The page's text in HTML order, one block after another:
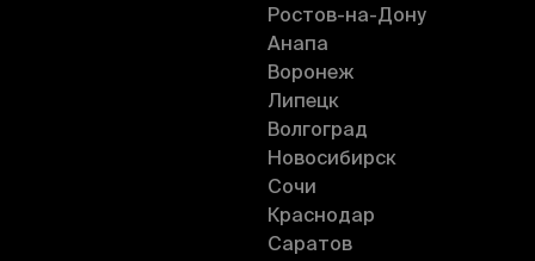
Ростов-на-Дону
Анапа
Воронеж
Липецк
Волгоград
Новосибирск
Сочи
Краснодар
Саратов